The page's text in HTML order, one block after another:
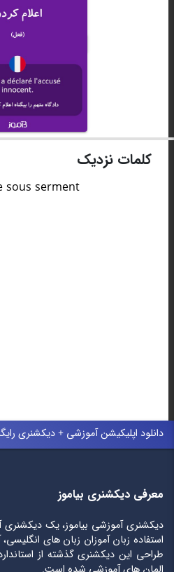
کلمات نزدیک
sous serment
دانلود اپلیکیشن آموزشی + دیکشنری
معرفی دیکشنری بیاموز
دیکشنری آموزشی بیاموز، یک دیکشنری
استفاده زبان آموزان زبان های
طراحی این دیکشنری گذشته از